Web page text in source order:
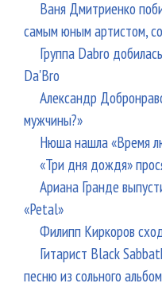
Ваня Дмитриенко
самым юным артистом,
Группа Dabro
Da'Bro
Александр
мужчины?»
Нюша нашла «Время
«Три дня дождя»
Ариана Гранде
«Petal»
Филипп Киркоров
Гитарист Black
песню из сольного